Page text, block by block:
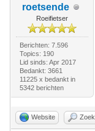
roetsende
Roeifietser
Berichten: 7.596
Topics: 190
Lid sinds: Apr 2017
Bedankt: 3661
11225 x bedankt in
5342 berichten
Website Zoek